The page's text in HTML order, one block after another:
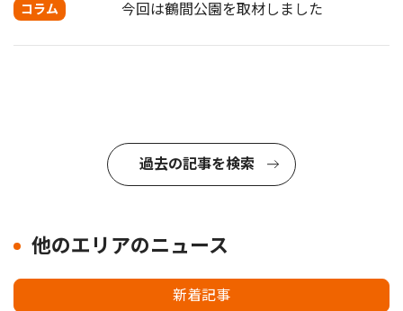
コラム 今回は鶴間公園を取材しました
過去の記事を検索
他のエリアのニュース
新着記事